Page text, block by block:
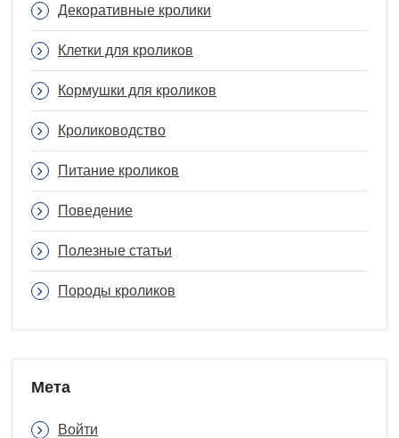
Декоративные кролики
Клетки для кроликов
Кормушки для кроликов
Кролиководство
Питание кроликов
Поведение
Полезные статьи
Породы кроликов
Мета
Войти